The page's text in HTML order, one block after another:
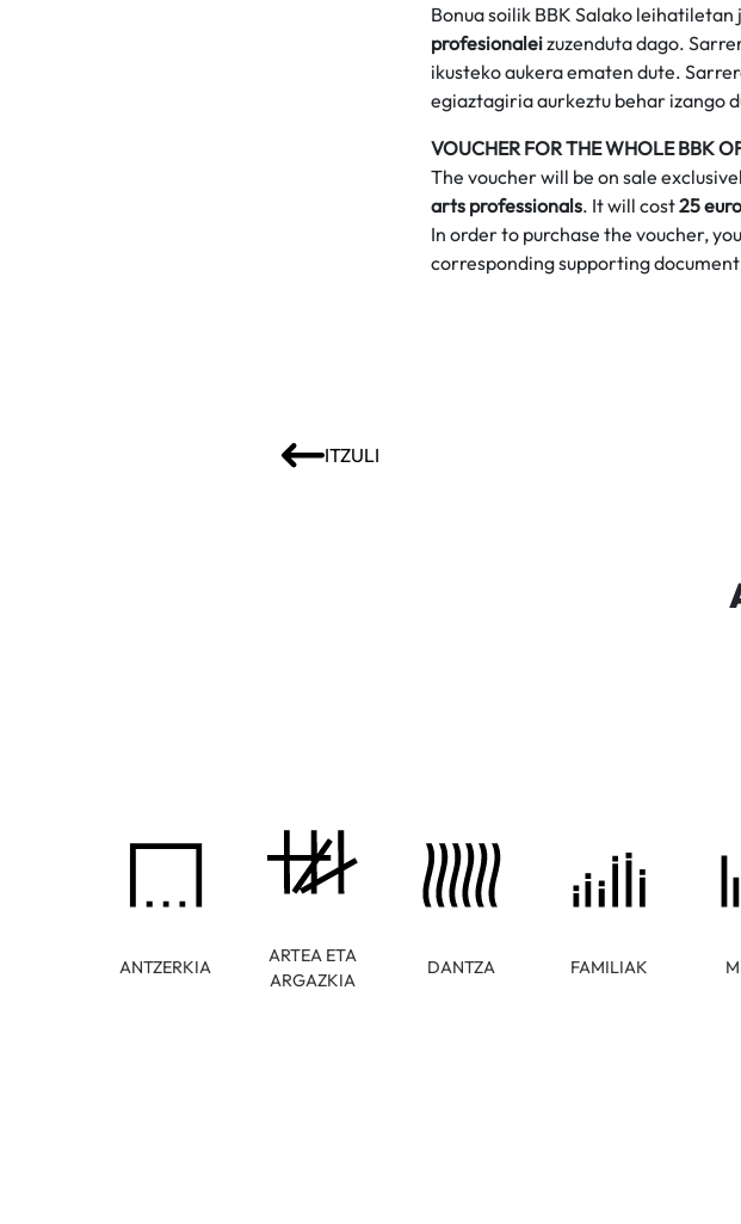
Bonua soilik BBK Salako
profesionaleizuzenduta dago.
ikusteko aukera ematen dute.
egiaztagiria aurkeztu behar izango
VOUCHER FOR THE WHOLE BBK
The voucher will be on sale
arts professionals. It will cost25
In order to purchase the voucher,
corresponding supporting
ITZULI
ANTZERKIA
ARTEA ETA
ARGAZKIA
DANTZA FAMILIAK